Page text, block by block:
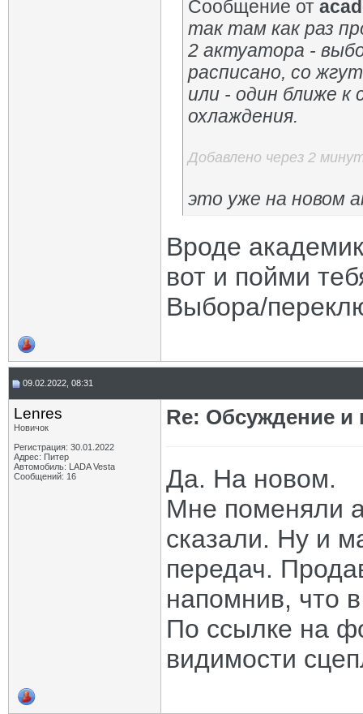
Сообщение от
так там как раз
2 актуатора -
расписано, со
или - один ближе к
охлаждения.
Добавлено через 2
это уже на новом
Вроде
вот и пойми
Выбора/
09.02.2022, 08:31
Lenres
Новичок
Регистрация: 30.01.2022
Адрес: Питер
Автомобиль: LADA Vesta
Сообщений: 16
Re: Обсуждение
Да. На новом.
Мне поменяли
сказали. Ну и
передач.
напомнив, что
По ссылке на
видимости